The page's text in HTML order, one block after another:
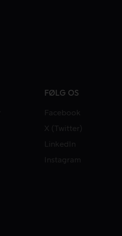
FØLG OS
Facebook
X (Twitter)
LinkedIn
Instagram